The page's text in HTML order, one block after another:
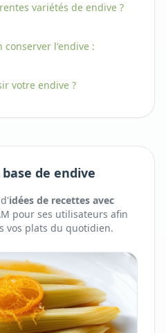
variétés de endive ?
conserver l'endive :
votre endive ?
de endive
idées de recettes avec
pour ses utilisateurs afin
vos plats du quotidien.